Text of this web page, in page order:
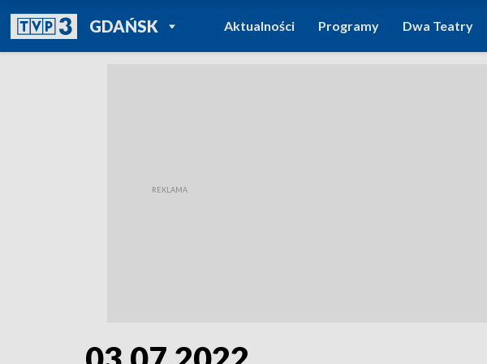
GDAŃSKPOWRÓT DO
TVP REGIONY
Aktualności Programy Dwa Teatry